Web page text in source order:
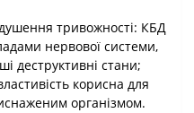
тривожності: КБД
нервової системи,
деструктивні стани;
корисна для
організмом.